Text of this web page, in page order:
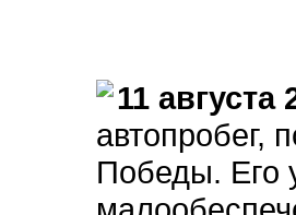
11 августа
автопробег,
Победы. Его